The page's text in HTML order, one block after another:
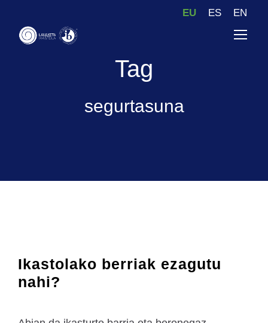
EU ES EN
Tag
segurtasuna
Ikastolako berriak ezagutu
nahi?